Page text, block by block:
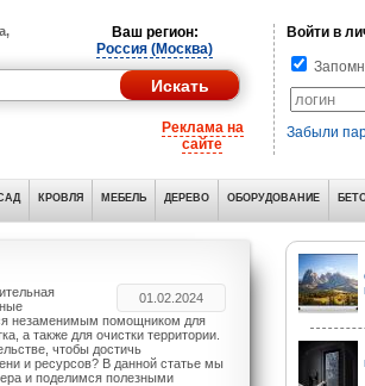
Ваш регион:
Россия (Москва)
Реклама на
сайте
Войти в
Забыли
КРОВЛЯ МЕБЕЛЬ ДЕРЕВО ОБОРУДОВАНИЕ
01.02.2024
незаменимым помощником для
а также для очистки территории.
чтобы достичь
и ресурсов? В данной статье мы
и поделимся полезными